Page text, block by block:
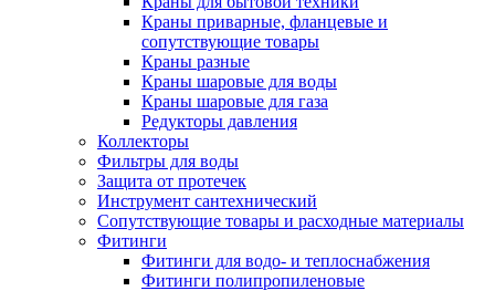
Краны приварные, фланцевые и
сопутствующие товары
Краны разные
Краны шаровые для воды
Краны шаровые для газа
Редукторы давления
Коллекторы
Фильтры для воды
Защита от протечек
Инструмент сантехнический
Сопутствующие товары и расходные материалы
Фитинги
Фитинги для водо- и теплоснабжения
Фитинги полипропиленовые